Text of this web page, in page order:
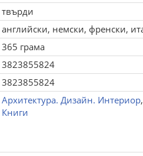
твърди
английски, немски, френски,
365 грама
3823855824
3823855824
Архитектура. Дизайн. Интериор,
Книги